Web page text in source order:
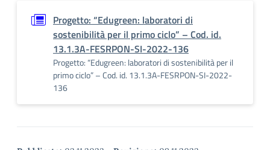
Progetto: “Edugreen: laboratori di
sostenibilità per il primo ciclo” – Cod. id.
13.1.3A-FESRPON-SI-2022-136
Progetto: “Edugreen: laboratori di sostenibilità per il
primo ciclo” – Cod. id. 13.1.3A-FESRPON-SI-2022-
136